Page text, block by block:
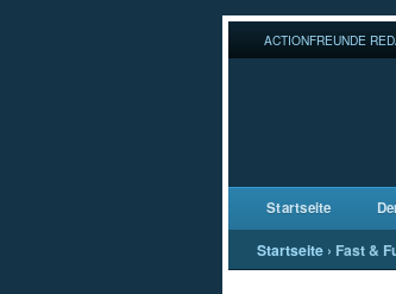
ACTIONFREUNDE
Startseite
Startseite › Fast &